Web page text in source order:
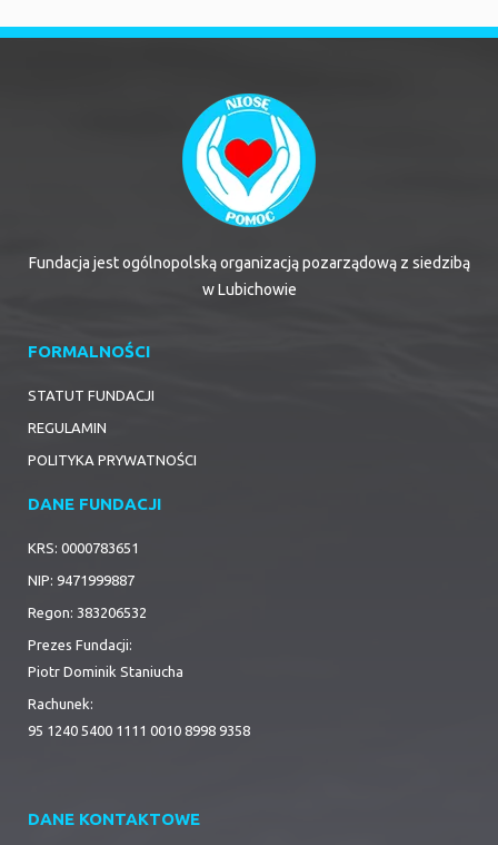
Fundacja jest ogólnopolską organizacją pozarządową z siedzibą
w Lubichowie
FORMALNOŚCI
STATUT FUNDACJI
REGULAMIN
POLITYKA PRYWATNOŚCI
DANE FUNDACJI
KRS: 0000783651
NIP: 9471999887
Regon: 383206532
Prezes Fundacji:
Piotr Dominik Staniucha
Rachunek:
95 1240 5400 1111 0010 8998 9358
DANE KONTAKTOWE